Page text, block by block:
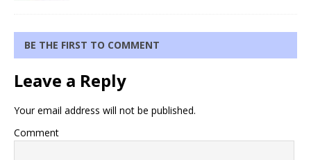
BE THE FIRST TO COMMENT
Leave a Reply
Your email address will not be published.
Comment